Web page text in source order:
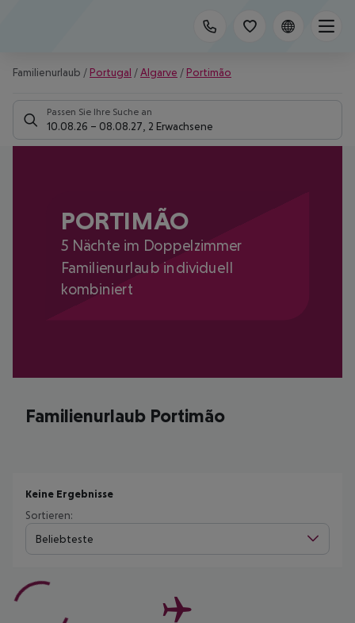
Familienurlaub / Portugal /Algarve / Portimão
Passen Sie Ihre Suche an
10.08.26 – 08.08.27 2 Erwachsene
PORTIMÃO
5 Nächte im Doppelzimmer
Familienurlaub individuell
kombiniert
Familienurlaub Portimão
Keine Ergebnisse
Sortieren:
Beliebteste